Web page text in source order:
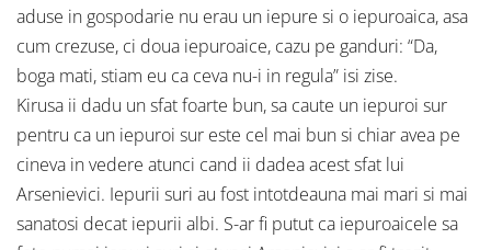
aduse in gospodarie nu erau un iepure si o iepuroaica, asa
cum crezuse, ci doua iepuroaice, cazu pe ganduri: “Da,
boga mati, stiam eu ca ceva nu-i in regula” isi zise.
Kirusa ii dadu un sfat foarte bun, sa caute un iepuroi sur
pentru ca un iepuroi sur este cel mai bun si chiar avea pe
cineva in vedere atunci cand ii dadea acest sfat lui
Arsenievici. Iepurii suri au fost intotdeauna mai mari si mai
sanatosi decat iepurii albi. S-ar fi putut ca iepuroaicele sa